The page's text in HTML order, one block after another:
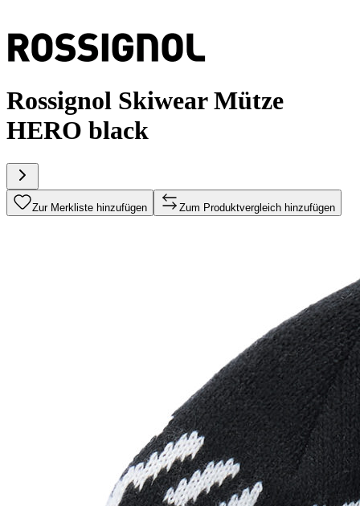
Rossignol Skiwear Mütze
HERO black
Zur Merkliste hinzufügen Zum Produktvergleich hinzufügen